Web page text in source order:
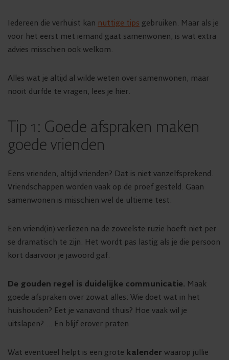
Iedereen die verhuist kan nuttige tips gebruiken. Maar als je
voor het eerst met iemand gaat samenwonen, is wat extra
advies misschien ook welkom.
Alles wat je altijd al wilde weten over samenwonen, maar
nooit durfde te vragen, lees je hier.
Tip 1: Goede afspraken maken
goede vrienden
Eens vrienden, altijd vrienden? Dat is niet vanzelfsprekend.
Vriendschappen worden vaak op de proef gesteld. Gaan
samenwonen is misschien wel de ultieme test.
Een vriend(in) verliezen na de zoveelste ruzie hoeft niet per
se dramatisch te zijn. Het wordt pas lastig als je die persoon
kort daarvoor je jawoord gaf.
De gouden regel is duidelijke communicatie. Maak
goede afspraken over zowat alles: Wie doet wat in het
huishouden? Eet je vanavond thuis? Hoe vaak wil je
uitslapen? … En blijf erover praten.
Wat eventueel helpt is een grote kalender waarop jullie